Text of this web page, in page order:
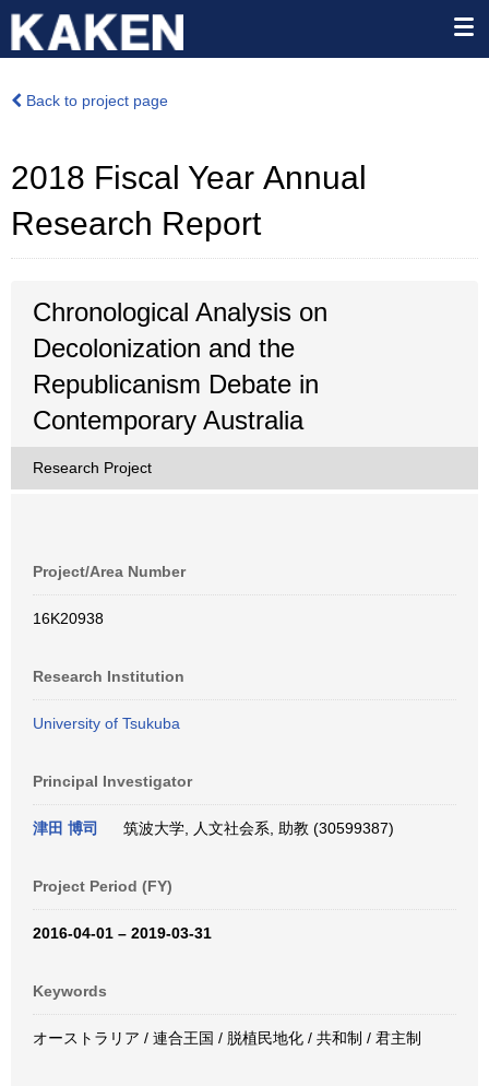
Back to project page
2018 Fiscal Year Annual
Research Report
Chronological Analysis on
Decolonization and the
Republicanism Debate in
Contemporary Australia
Research Project
Project/Area Number
16K20938
Research Institution
University of Tsukuba
Principal Investigator
津田 博司 筑波大学, 人文社会系, 助教 (30599387)
Project Period (FY)
2016-04-01 – 2019-03-31
Keywords
オーストラリア / 連合王国 / 脱植民地化 / 共和制 / 君主制